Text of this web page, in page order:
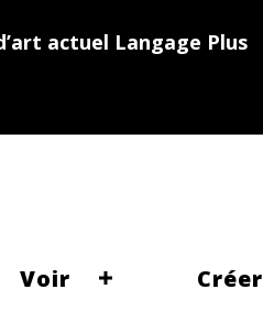
actuel Langage Plus
Voir Créer